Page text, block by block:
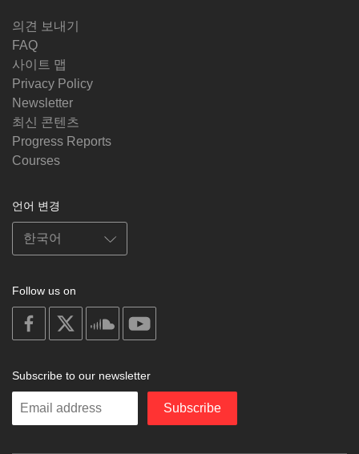
의견 보내기
FAQ
사이트 맵
Privacy Policy
Newsletter
최신 콘텐츠
Progress Reports
Courses
언어 변경
Follow us on
on
facebook
soundcloud
Subscribe to our newsletter
Enter
Subscribe